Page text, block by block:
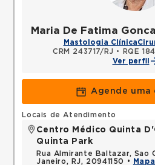
Maria De Fatima
Mastologia Clínica
CRM 243717/RJ •
RQE
Ver perfil
Agende uma
Locais de Atendimento
Centro Médico Quinta
Quinta Park
Rua Almirante Baltazar, Sao
Janeiro, RJ, 20941150 •
Mapa